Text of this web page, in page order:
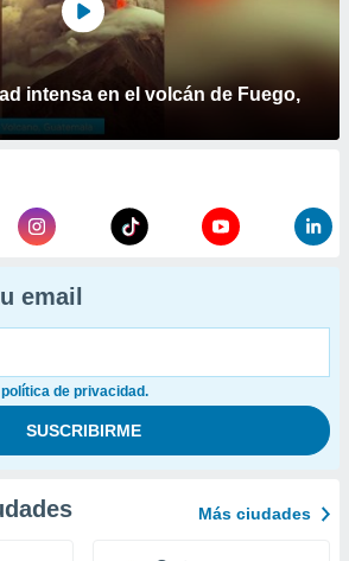
intensa en el volcán de Fuego,
email
de privacidad.
Más ciudades